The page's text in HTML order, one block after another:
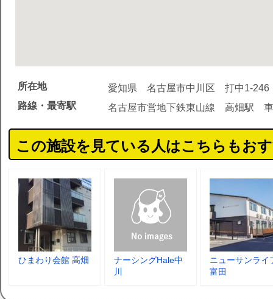
所在地
愛知県 名古屋市中川区 打中1-246
路線・最寄駅
名古屋市営地下鉄東山線 高畑駅
この施設を見ている人はこちらもお
ひまわり会館 高畑
ナーシングHale中
川
ニューサンライ
富田